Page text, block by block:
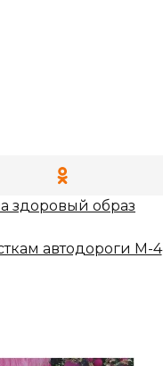
здоровый образ
автодороги М-4